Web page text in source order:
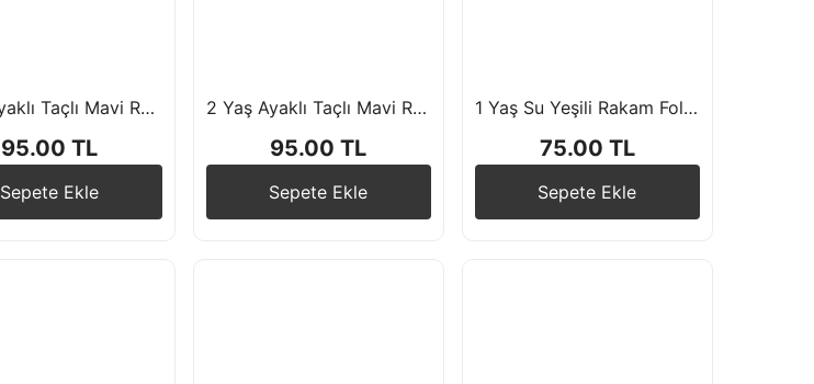
1 Yaş Ayaklı Taçlı Mavi Rakam Folyo Balon 76 cm
95.00 TL
Sepete Ekle
2 Yaş Ayaklı Taçlı Mavi Rakam Folyo Balon 76 cm
95.00 TL
Sepete Ekle
1 Yaş Su Yeşili Rakam Folyo Balon 76 cm
75.00 TL
Sepete Ekle